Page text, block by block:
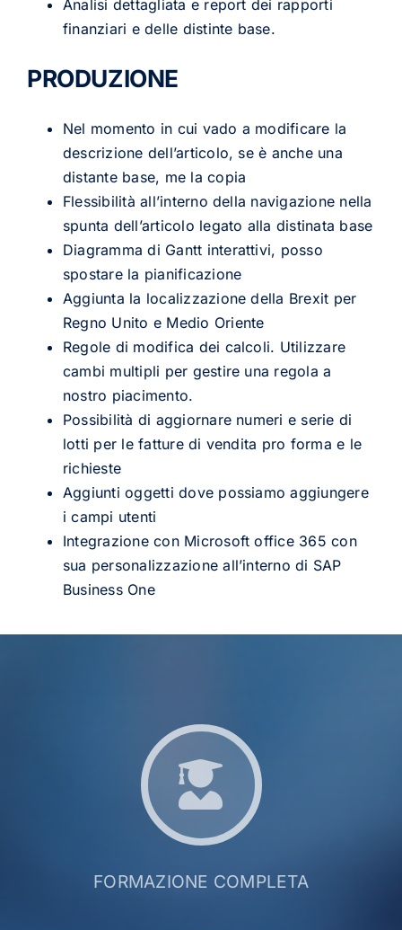
Analisi dettagliata e report dei rapporti
finanziari e delle distinte base.
PRODUZIONE
Nel momento in cui vado a modificare la
descrizione dell’articolo, se è anche una
distante base, me la copia
Flessibilità all’interno della navigazione nella
spunta dell’articolo legato alla distinata base
Diagramma di Gantt interattivi, posso
spostare la pianificazione
Aggiunta la localizzazione della Brexit per
Regno Unito e Medio Oriente
Regole di modifica dei calcoli. Utilizzare
cambi multipli per gestire una regola a
nostro piacimento.
Possibilità di aggiornare numeri e serie di
lotti per le fatture di vendita pro forma e le
richieste
Aggiunti oggetti dove possiamo aggiungere
i campi utenti
Integrazione con Microsoft office 365 con
sua personalizzazione all’interno di SAP
Business One
FORMAZIONE COMPLETA